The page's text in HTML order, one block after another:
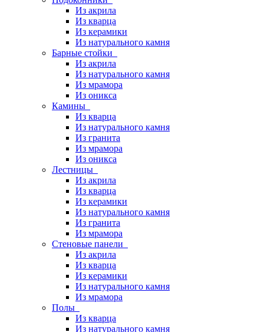
Из акрила
Из кварца
Из керамики
Из натурального камня
Барные стойки
Из акрила
Из натурального камня
Из мрамора
Из оникса
Камины
Из кварца
Из натурального камня
Из гранита
Из мрамора
Из оникса
Лестницы
Из акрила
Из кварца
Из керамики
Из натурального камня
Из гранита
Из мрамора
Стеновые панели
Из акрила
Из кварца
Из керамики
Из натурального камня
Из мрамора
Полы
Из кварца
Из натурального камня